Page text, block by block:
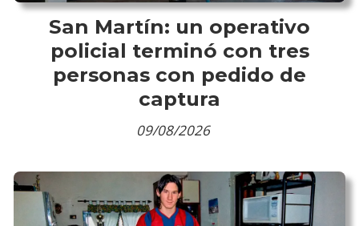
San Martín: un operativo
policial terminó con tres
personas con pedido de
captura
09/08/2026